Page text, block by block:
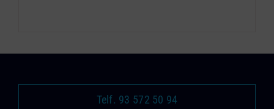
Telf. 93 572 50 94